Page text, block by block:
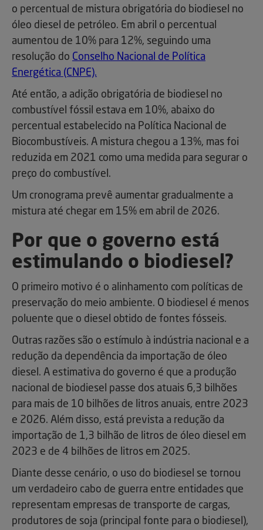
o percentual de mistura obrigatória do biodiesel no
óleo diesel de petróleo. Em abril o percentual
aumentou de 10% para 12%, seguindo uma
resolução do Conselho Nacional de Política
Energética (CNPE).
Até então, a adição obrigatória de biodiesel no
combustível fóssil estava em 10%, abaixo do
percentual estabelecido na Política Nacional de
Biocombustíveis. A mistura chegou a 13%, mas foi
reduzida em 2021 como uma medida para segurar o
preço do combustível.
Um cronograma prevê aumentar gradualmente a
mistura até chegar em 15% em abril de 2026.
Por que o governo está
estimulando o biodiesel?
O primeiro motivo é o alinhamento com políticas de
preservação do meio ambiente. O biodiesel é menos
poluente que o diesel obtido de fontes fósseis.
Outras razões são o estímulo à indústria nacional e a
redução da dependência da importação de óleo
diesel. A estimativa do governo é que a produção
nacional de biodiesel passe dos atuais 6,3 bilhões
para mais de 10 bilhões de litros anuais, entre 2023
e 2026. Além disso, está prevista a redução da
importação de 1,3 bilhão de litros de óleo diesel em
2023 e de 4 bilhões de litros em 2025.
Diante desse cenário, o uso do biodiesel se tornou
um verdadeiro cabo de guerra entre entidades que
representam empresas de transporte de cargas,
produtores de soja (principal fonte para o biodiesel),